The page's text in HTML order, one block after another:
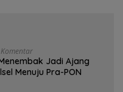
Jadi Ajang
Menuju Pra-PON